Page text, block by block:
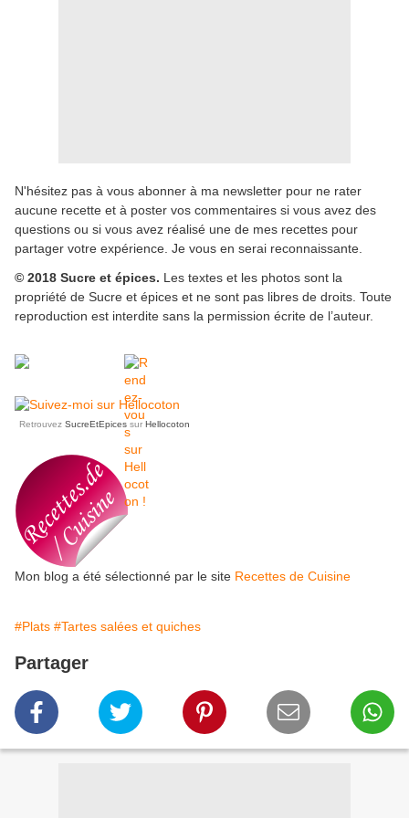
N'hésitez pas à vous abonner à ma newsletter pour ne rater
aucune recette et à poster vos commentaires si vous avez des
questions ou si vous avez réalisé une de mes recettes pour
partager votre expérience. Je vous en serai reconnaissante.
© 2018 Sucre et épices. Les textes et les photos sont la
propriété de Sucre et épices et ne sont pas libres de droits. Toute
reproduction est interdite sans la permission écrite de l’auteur.
Retrouvez SucreEtEpices sur Hellocoton
Mon blog a été sélectionné par le site Recettes de Cuisine
#Plats #Tartes salées et quiches
Partager